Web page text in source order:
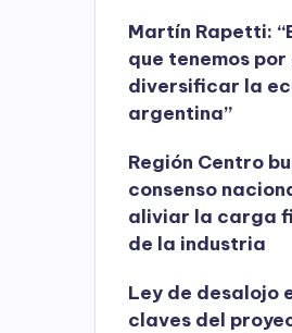
Martín Rapetti:
que tenemos
diversificar la
argentina”
Región Centro
consenso
aliviar la carga
de la industria
Ley de desalojo
claves del